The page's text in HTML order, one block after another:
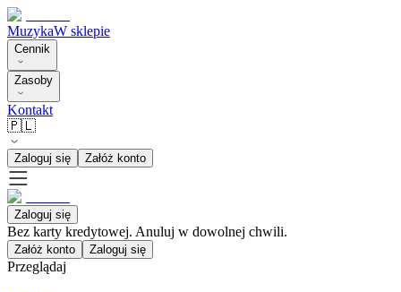
MuzykaW sklepie
Cennik
Zasoby
Kontakt
🇵🇱
Zaloguj się Załóż konto
Zaloguj się
Bez karty kredytowej. Anuluj w dowolnej chwili.
Załóż konto Zaloguj się
Przeglądaj